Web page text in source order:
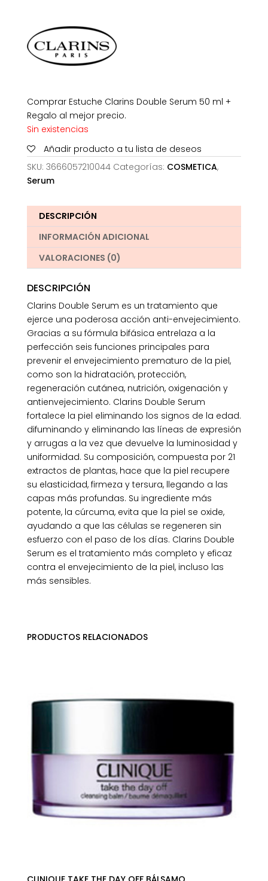
132,50€.
Comprar Estuche Clarins Double Serum 50 ml +
Regalo al mejor precio.
Sin existencias
Añadir producto a tu lista de deseos
SKU: 3666057210044 Categorías: COSMETICA,
Serum
DESCRIPCIÓN
INFORMACIÓN ADICIONAL
VALORACIONES (0)
DESCRIPCIÓN
Clarins Double Serum es un tratamiento que
ejerce una poderosa acción anti-envejecimiento.
Gracias a su fórmula bifásica entrelaza a la
perfección seis funciones principales para
prevenir el envejecimiento prematuro de la piel,
como son la hidratación, protección,
regeneración cutánea, nutrición, oxigenación y
antienvejecimiento. Clarins Double Serum
fortalece la piel eliminando los signos de la edad.
difuminando y eliminando las líneas de expresión
y arrugas a la vez que devuelve la luminosidad y
uniformidad. Su composición, compuesta por 21
extractos de plantas, hace que la piel recupere
su elasticidad, firmeza y tersura, llegando a las
capas más profundas. Su ingrediente más
potente, la cúrcuma, evita que la piel se oxide,
ayudando a que las células se regeneren sin
esfuerzo con el paso de los días. Clarins Double
Serum es el tratamiento más completo y eficaz
contra el envejecimiento de la piel, incluso las
más sensibles.
PRODUCTOS RELACIONADOS